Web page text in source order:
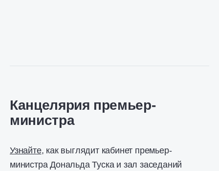
Канцелярия премьер-
министра
Узнайте, как выглядит кабинет премьер-
министра Дональда Туска и зал заседаний